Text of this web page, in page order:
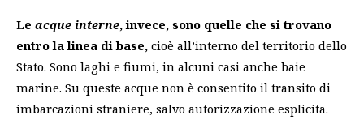
Le acque interne, invece, sono quelle che si trovano
entro la linea di base, cioè all’interno del territorio dello
Stato. Sono laghi e fiumi, in alcuni casi anche baie
marine. Su queste acque non è consentito il transito di
imbarcazioni straniere, salvo autorizzazione esplicita.